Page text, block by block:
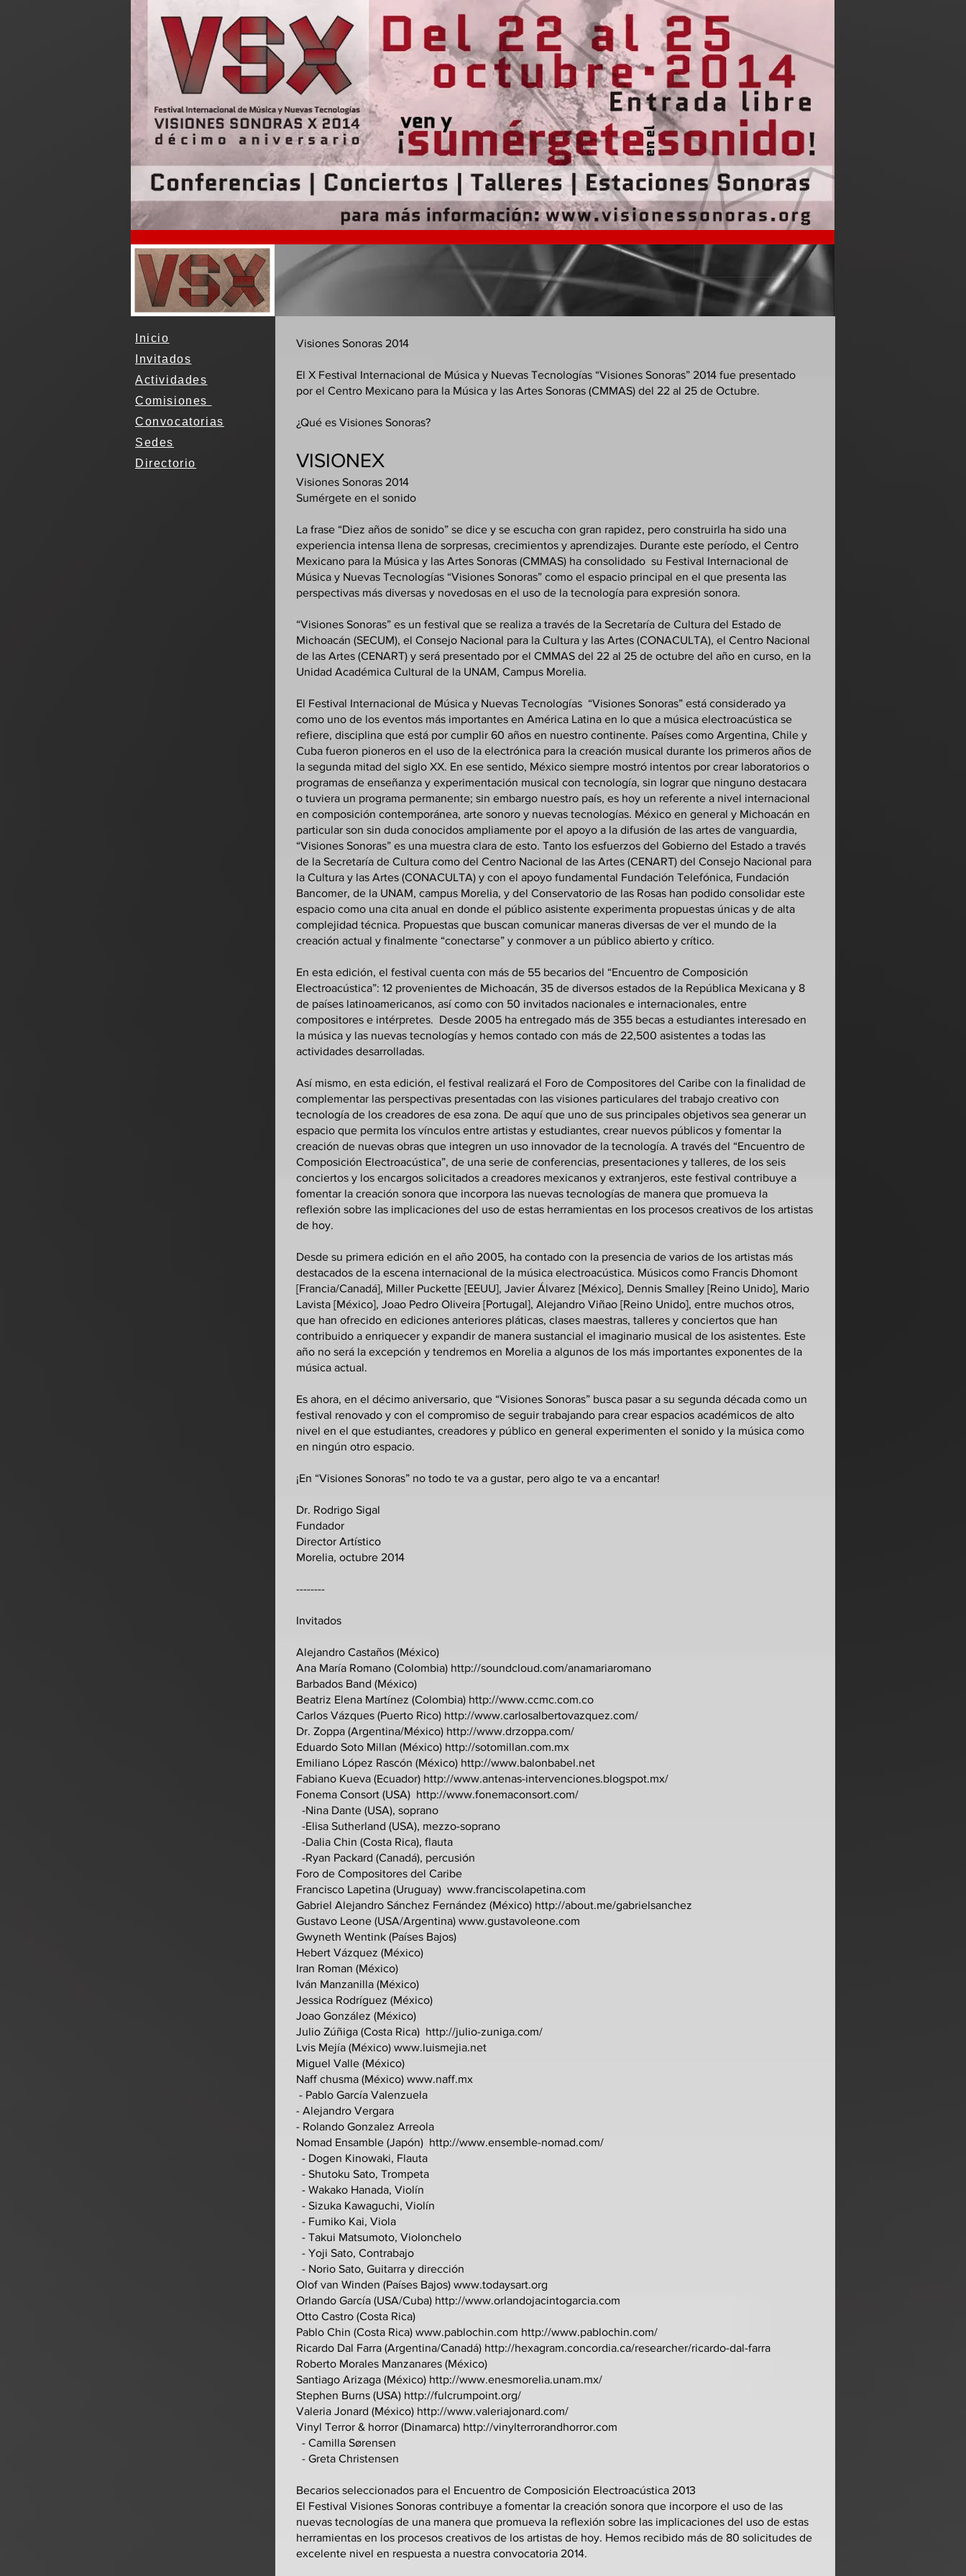
Inicio
Invitados
Actividades
Comisiones
Convocatorias
Sedes
Directorio
Visiones Sonoras 2014​
El X Festival Internacional de Música y Nuevas Tecnologías “Visiones Sonoras” 2014 fue presentado
por el Centro Mexicano para la Música y las Artes Sonoras (CMMAS) del 22 al 25 de Octubre.​
¿Qué es Visiones Sonoras?
VISIONEX
Visiones Sonoras 2014
Sumérgete en el sonido
La frase “Diez años de sonido” se dice y se escucha con gran rapidez, pero construirla ha sido una
experiencia intensa llena de sorpresas, crecimientos y aprendizajes. Durante este período, el Centro
Mexicano para la Música y las Artes Sonoras (CMMAS) ha consolidado su Festival Internacional de
Música y Nuevas Tecnologías “Visiones Sonoras” como el espacio principal en el que presenta las
perspectivas más diversas y novedosas en el uso de la tecnología para expresión sonora.
“Visiones Sonoras” es un festival que se realiza a través de la Secretaría de Cultura del Estado de
Michoacán (SECUM), el Consejo Nacional para la Cultura y las Artes (CONACULTA), el Centro Nacional
de las Artes (CENART) y será presentado por el CMMAS del 22 al 25 de octubre del año en curso, en la
Unidad Académica Cultural de la UNAM, Campus Morelia.
El Festival Internacional de Música y Nuevas Tecnologías “Visiones Sonoras” está considerado ya
como uno de los eventos más importantes en América Latina en lo que a música electroacústica se
refiere, disciplina que está por cumplir 60 años en nuestro continente. Países como Argentina, Chile y
Cuba fueron pioneros en el uso de la electrónica para la creación musical durante los primeros años de
la segunda mitad del siglo XX. En ese sentido, México siempre mostró intentos por crear laboratorios o
programas de enseñanza y experimentación musical con tecnología, sin lograr que ninguno destacara
o tuviera un programa permanente; sin embargo nuestro país, es hoy un referente a nivel internacional
en composición contemporánea, arte sonoro y nuevas tecnologías. México en general y Michoacán en
particular son sin duda conocidos ampliamente por el apoyo a la difusión de las artes de vanguardia,
“Visiones Sonoras” es una muestra clara de esto. Tanto los esfuerzos del Gobierno del Estado a través
de la Secretaría de Cultura como del Centro Nacional de las Artes (CENART) del Consejo Nacional para
la Cultura y las Artes (CONACULTA) y con el apoyo fundamental Fundación Telefónica, Fundación
Bancomer, de la UNAM, campus Morelia, y del Conservatorio de las Rosas han podido consolidar este
espacio como una cita anual en donde el público asistente experimenta propuestas únicas y de alta
complejidad técnica. Propuestas que buscan comunicar maneras diversas de ver el mundo de la
creación actual y finalmente “conectarse” y conmover a un público abierto y crítico.
En esta edición, el festival cuenta con más de 55 becarios del “Encuentro de Composición
Electroacústica”: 12 provenientes de Michoacán, 35 de diversos estados de la República Mexicana y 8
de países latinoamericanos, así como con 50 invitados nacionales e internacionales, entre
compositores e intérpretes. Desde 2005 ha entregado más de 355 becas a estudiantes interesado en
la música y las nuevas tecnologías y hemos contado con más de 22,500 asistentes a todas las
actividades desarrolladas.
Así mismo, en esta edición, el festival realizará el Foro de Compositores del Caribe con la finalidad de
complementar las perspectivas presentadas con las visiones particulares del trabajo creativo con
tecnología de los creadores de esa zona. De aquí que uno de sus principales objetivos sea generar un
espacio que permita los vínculos entre artistas y estudiantes, crear nuevos públicos y fomentar la
creación de nuevas obras que integren un uso innovador de la tecnología. A través del “Encuentro de
Composición Electroacústica”, de una serie de conferencias, presentaciones y talleres, de los seis
conciertos y los encargos solicitados a creadores mexicanos y extranjeros, este festival contribuye a
fomentar la creación sonora que incorpora las nuevas tecnologías de manera que promueva la
reflexión sobre las implicaciones del uso de estas herramientas en los procesos creativos de los artistas
de hoy.
Desde su primera edición en el año 2005, ha contado con la presencia de varios de los artistas más
destacados de la escena internacional de la música electroacústica. Músicos como Francis Dhomont
[Francia/Canadá], Miller Puckette [EEUU], Javier Álvarez [México], Dennis Smalley [Reino Unido], Mario
Lavista [México], Joao Pedro Oliveira [Portugal], Alejandro Viñao [Reino Unido], entre muchos otros,
que han ofrecido en ediciones anteriores pláticas, clases maestras, talleres y conciertos que han
contribuido a enriquecer y expandir de manera sustancial el imaginario musical de los asistentes. Este
año no será la excepción y tendremos en Morelia a algunos de los más importantes exponentes de la
música actual.
Es ahora, en el décimo aniversario, que “Visiones Sonoras” busca pasar a su segunda década como un
festival renovado y con el compromiso de seguir trabajando para crear espacios académicos de alto
nivel en el que estudiantes, creadores y público en general experimenten el sonido y la música como
en ningún otro espacio.
¡En “Visiones Sonoras” no todo te va a gustar, pero algo te va a encantar!
Dr. Rodrigo Sigal
Fundador
Director Artístico
Morelia, octubre 2014
--------​​​
Invitados
Alejandro Castaños (México)
Ana María Romano (Colombia) http://soundcloud.com/anamariaromano
Barbados Band (México)
Beatriz Elena Martínez (Colombia) http://www.ccmc.com.co
Carlos Vázques (Puerto Rico) http://www.carlosalbertovazquez.com/
Dr. Zoppa (Argentina/México) http://www.drzoppa.com/
Eduardo Soto Millan (México) http://sotomillan.com.mx
Emiliano López Rascón (México) http://www.balonbabel.net
Fabiano Kueva (Ecuador) http://www.antenas-intervenciones.blogspot.mx/
Fonema Consort (USA) http://www.fonemaconsort.com/
-Nina Dante (USA), soprano
-Elisa Sutherland (USA), mezzo-soprano
-Dalia Chin (Costa Rica), flauta
-Ryan Packard (Canadá), percusión
Foro de Compositores del Caribe
Francisco Lapetina (Uruguay) www.franciscolapetina.com
Gabriel Alejandro Sánchez Fernández (México) http://about.me/gabrielsanchez
Gustavo Leone (USA/Argentina) www.gustavoleone.com
Gwyneth Wentink (Países Bajos)
Hebert Vázquez (México)
Iran Roman (México)
Iván Manzanilla (México)
Jessica Rodríguez (México)
Joao González (México)
Julio Zúñiga (Costa Rica) http://julio-zuniga.com/
Lvis Mejía (México) www.luismejia.net
Miguel Valle (México)
Naff chusma (México) www.naff.mx
- Pablo García Valenzuela
- Alejandro Vergara
- Rolando Gonzalez Arreola
Nomad Ensamble (Japón) http://www.ensemble-nomad.com/
- Dogen Kinowaki, Flauta
- Shutoku Sato, Trompeta
- Wakako Hanada, Violín
- Sizuka Kawaguchi, Violín
- Fumiko Kai, Viola
- Takui Matsumoto, Violonchelo
- Yoji Sato, Contrabajo
- Norio Sato, Guitarra y dirección
Olof van Winden (Países Bajos) www.todaysart.org
Orlando García (USA/Cuba) http://www.orlandojacintogarcia.com
Otto Castro (Costa Rica)
Pablo Chin (Costa Rica) www.pablochin.com http://www.pablochin.com/
Ricardo Dal Farra (Argentina/Canadá) http://hexagram.concordia.ca/researcher/ricardo-dal-farra
Roberto Morales Manzanares (México)
Santiago Arizaga (México) http://www.enesmorelia.unam.mx/
Stephen Burns (USA) http://fulcrumpoint.org/
Valeria Jonard (México) http://www.valeriajonard.com/
Vinyl Terror & horror (Dinamarca) http://vinylterrorandhorror.com
- Camilla Sørensen
- Greta Christensen
Becarios seleccionados para el Encuentro de Composición Electroacústica 2013
El Festival Visiones Sonoras contribuye a fomentar la creación sonora que incorpore el uso de las
nuevas tecnologías de una manera que promueva la reflexión sobre las implicaciones del uso de estas
herramientas en los procesos creativos de los artistas de hoy. Hemos recibido más de 80 solicitudes de
excelente nivel en respuesta a nuestra convocatoria 2014.